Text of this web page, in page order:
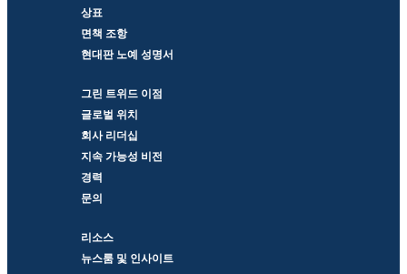
상표
면책 조항
현대판 노예 성명서
그린 트위드 이점
글로벌 위치
회사 리더십
지속 가능성 비전
경력
문의
리소스
뉴스룸 및 인사이트